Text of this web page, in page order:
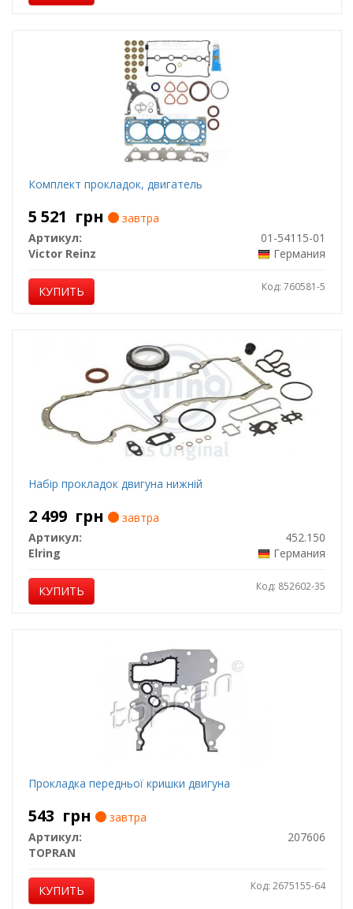
Комплект прокладок, двигатель
5 521 грн
завтра
Артикул:
01-54115-01
Victor Reinz
Германия
КУПИТЬ Код: 760581-5
Набір прокладок двигуна нижній
2 499 грн
завтра
Артикул:
452.150
Elring
Германия
КУПИТЬ Код: 852602-35
Прокладка передньої кришки двигуна
543 грн
завтра
Артикул:
207606
TOPRAN
КУПИТЬ Код: 2675155-64